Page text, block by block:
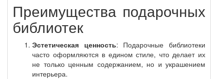
Преимущества подарочных
библиотек
Эстетическая ценность: Подарочные библиотеки
часто оформляются в едином стиле, что делает их
не только ценным содержанием, но и украшением
интерьера.